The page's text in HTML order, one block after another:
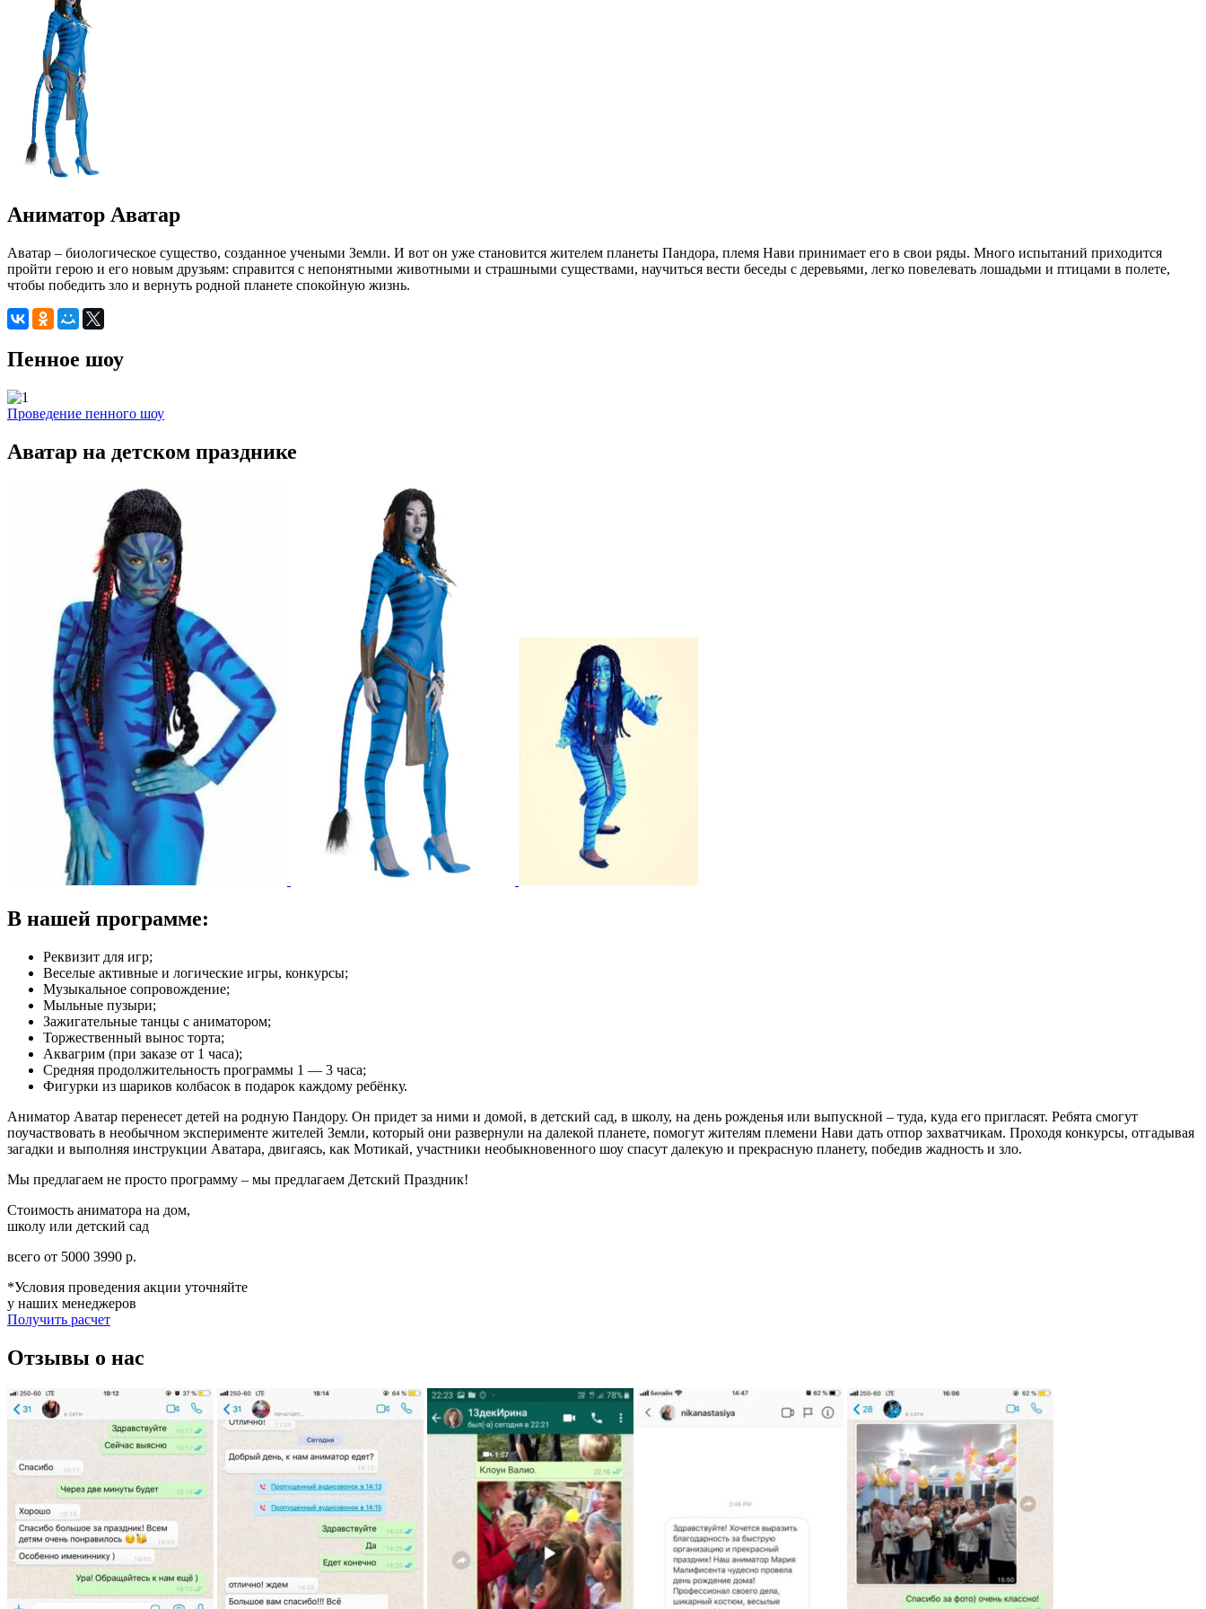
Аниматор Аватар
Аватар – биологическое существо, созданное учеными Земли. И вот он уже становится жителем планеты Пандора, племя Нави принимает его в свои ряды. Много испытаний приходится
пройти герою и его новым друзьям: справится с непонятными животными и страшными существами, научиться вести беседы с деревьями, легко повелевать лошадьми и птицами в полете,
чтобы победить зло и вернуть родной планете спокойную жизнь.
Пенное шоу
Проведение пенного шоу
Аватар на детском празднике
В нашей программе:
Реквизит для игр;
Веселые активные и логические игры, конкурсы;
Музыкальное сопровождение;
Мыльные пузыри;
Зажигательные танцы с аниматором;
Торжественный вынос торта;
Аквагрим (при заказе от 1 часа);
Средняя продолжительность программы 1 — 3 часа;
Фигурки из шариков колбасок в подарок каждому ребёнку.
Аниматор Аватар перенесет детей на родную Пандору. Он придет за ними и домой, в детский сад, в школу, на день рожденья или выпускной – туда, куда его пригласят. Ребята смогут
поучаствовать в необычном эксперименте жителей Земли, который они развернули на далекой планете, помогут жителям племени Нави дать отпор захватчикам. Проходя конкурсы, отгадывая
загадки и выполняя инструкции Аватара, двигаясь, как Мотикай, участники необыкновенного шоу спасут далекую и прекрасную планету, победив жадность и зло.
Мы предлагаем не просто программу – мы предлагаем Детский Праздник!
Стоимость аниматора на дом,
школу или детский сад
всего от 5000 3990 р.
*Условия проведения акции уточняйте
у наших менеджеров
Получить расчет
Отзывы о нас